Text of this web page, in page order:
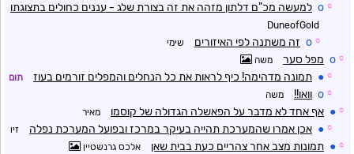
☼
o למעשה מכ"ם דלתון מזהה את זה בצורת שלג - עננים כחולים בתצוגתו
DuneofGold
☼
o זה משתנה לפי האיזורים שימי
☼
o מפל סער משה
☼
● תמונה מדהימה! כיף לראות את כל הנחלים והמפלים זורמים בעוז תום
☼
o וואו!! משה
☼
● אף אחד לא מדבר על הפאשלה הגדולה של קוסמו מאיר
☼
● אכן אמרו שהמערכת תהייה בעיקר במרכז ובפועל המערכת נפלה זיו
☼
● תמונות מצב אחר צהריים כעת בבית שאן אלכס גרנשטיין